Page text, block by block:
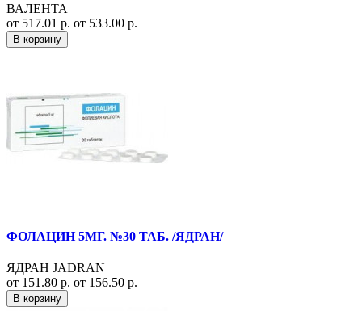
ВАЛЕНТА
от 517.01 р. от 533.00 р.
В корзину
ФОЛАЦИН 5МГ. №30 ТАБ. /ЯДРАН/
ЯДРАН JADRAN
от 151.80 р. от 156.50 р.
В корзину